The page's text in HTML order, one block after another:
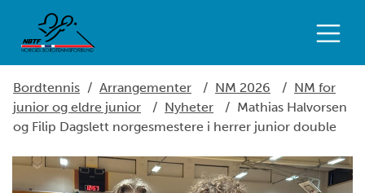
Bordtennis / Arrangementer / NM 2026 / NM for
junior og eldre junior
/ Nyheter / Mathias Halvorsen
og Filip Dagslett norgesmestere i herrer junior double